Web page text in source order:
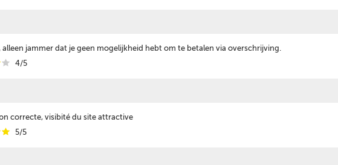
alleen jammer dat je geen mogelijkheid hebt om te betalen via overschrijving.
i 4/5
correcte, visibité du site attractive
i 5/5